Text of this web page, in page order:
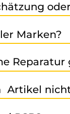
Marken?
Artikel